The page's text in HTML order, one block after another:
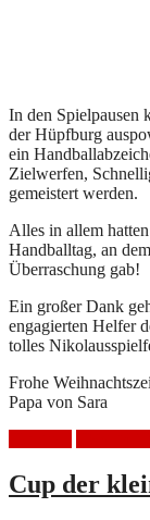
In den Spielpausen
der Hüpfburg
ein
Zielwerfen,
gemeistert werden.
Alles in allem
Handballtag, an
Überraschung gab!
Ein großer Dank
engagierten Helfer
tolles
Frohe
Papa von Sara
Cup der